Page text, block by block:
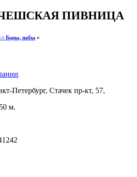
ПИВНИЦА
> Бары, пабы »
Петербург, Стачек пр-кт, 57,
м.